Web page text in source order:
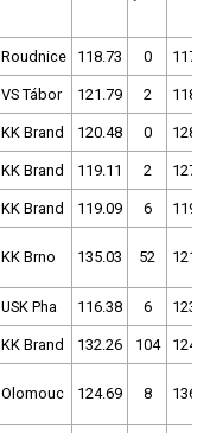
Roudnice 118.73 0
VS Tábor 121.79 2
KK Brand 120.48 0
KK Brand 119.11 2
KK Brand 119.09 6
KK Brno 135.03 52
USK Pha 116.38 6
KK Brand 132.26 104
Olomouc 124.69 8